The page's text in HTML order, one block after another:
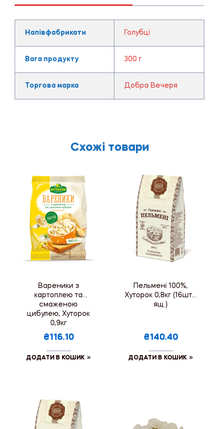
Напівфабрикати Голубці
Вага продукту 300 г
Торгова марка Добра Вечеря
Схожі товари
Вареники з
картоплею та
смаженою
цибулею, Хуторок
0,9кг
₴116.10
ДОДАТИ В КОШИК
Пельмені 100%,
Хуторок 0,8кг (16шт./
ящ.)
₴140.40
ДОДАТИ В КОШИК